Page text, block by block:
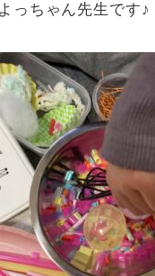
っちゃん先生です♪